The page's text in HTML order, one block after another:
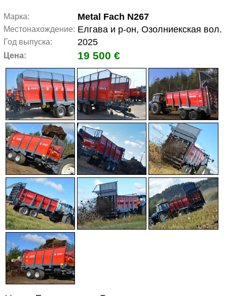
Марка: Metal Fach N267
Местонахождение: Елгава и р-он, Озолниекская вол.
Год выпуска: 2025
Цена: 19 500 €